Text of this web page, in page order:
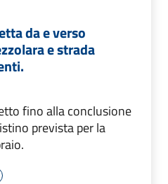
da e verso
e strada
fino alla conclusione
prevista per la